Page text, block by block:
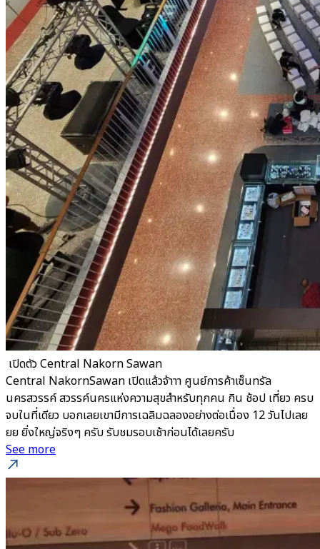
​ เปิดตัว Central Nakorn Sawan
Central NakornSawan เปิดแล้วจ้าาา ศูนย์การค้าเซ็นทรัล
นครสวรรค์ สวรรค์นครแห่งความสุขสำหรับทุกคน กิน ช้อป เที่ยว ครบ
จบในที่เดียว บอกเลยเขามีการเฉลิมฉลองอย่างต่อเนื่อง 12 วันไปเลย
ยย ยิ่งใหญ่จริงๆ ครับ รับชมรอบเช้าก่อนได้เลยครับ
See more